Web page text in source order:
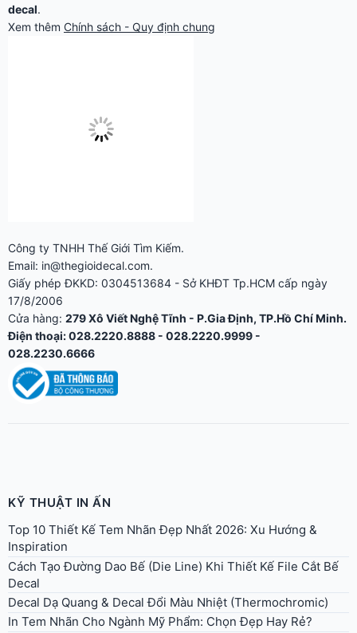
decal.
Xem thêm Chính sách - Quy định chung
Email: in@thegioidecal.com.
Giấy phép ĐKKD: 0304513684 - Sở KHĐT Tp.HCM cấp ngày
KỸ THUẬT IN ẤN
Top 10 Thiết Kế Tem Nhãn Đẹp Nhất 2026: Xu Hướng &
Inspiration
In Offset Vs In Kỹ Thuật Số: Ưu Nhược Điểm Và Khi Nào Nên
Dùng?
In Tem Dán Hộp Đựng Thực Phẩm: Chuẩn An Toàn Vệ Sinh
2026
Cán Màng Bóng Vs Cán Màng Mờ: Chọn Loại Nào Cho Tem
Decal?
Chọn In PP Hay In Decal Trong, Decal Sữa Cho Poster,
Standee?